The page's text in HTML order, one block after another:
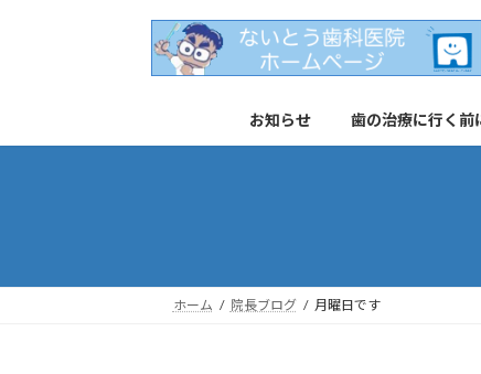
へ
ョ
お知らせ 歯の治療に行く前
ホーム 院長ブログ 月曜日です